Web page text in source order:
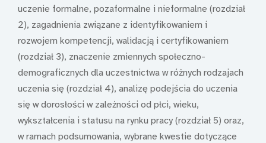
uczenie formalne, pozaformalne i nieformalne (rozdział
2), zagadnienia związane z identyfikowaniem i
rozwojem kompetencji, walidacją i certyfikowaniem
(rozdział 3), znaczenie zmiennych społeczno-
demograficznych dla uczestnictwa w różnych rodzajach
uczenia się (rozdział 4), analizę podejścia do uczenia
się w dorosłości w zależności od płci, wieku,
wykształcenia i statusu na rynku pracy (rozdział 5) oraz,
w ramach podsumowania, wybrane kwestie dotyczące